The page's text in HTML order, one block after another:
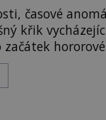
časové
křik
začátek
popisují
jako